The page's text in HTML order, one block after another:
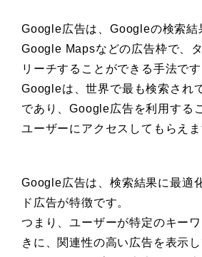
Google広告は、Googleの検索結
Google Mapsなどの広告枠で、
リーチすることができる手法です
Googleは、世界で最も検索され
であり、Google広告を利用する
ユーザーにアクセスしてもらえま
Google広告は、検索結果に最適
ド広告が特徴です。
つまり、ユーザーが特定のキー
きに、関連性の高い広告を表示し